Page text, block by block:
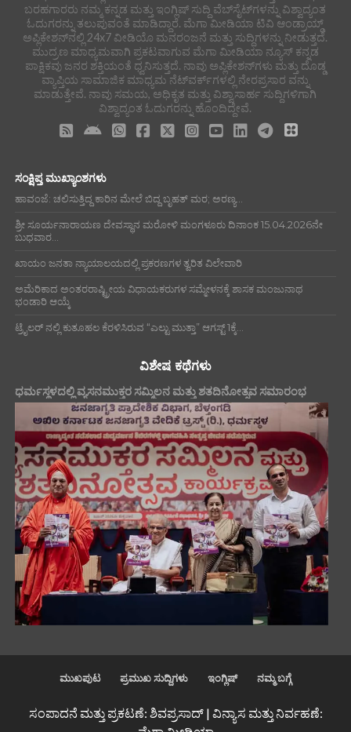
ಬರಹಗಾರರು ನಮ್ಮ ಕನ್ನಡ ಮತ್ತು ಇಂಗ್ಲಿಷ್ ಸುದ್ದಿ ವೆಬ್‌ಸೈಟ್‌ಗಳನ್ನು ವಿಶ್ವಾದ್ಯಂತ
ಓದುಗರನ್ನು ತಲುಪುವಂತೆ ಮಾಡಿದ್ದಾರೆ. ಮೆಗಾ ಮೀಡಿಯಾ ಟಿವಿ ಆಂಡ್ರಾಯ್ಡ್
ಅಪ್ಲಿಕೇಶನ್‌ನಲ್ಲಿ 24x7 ವೀಡಿಯೊ ಮನರಂಜನೆ ಮತ್ತು ಸುದ್ದಿಗಳನ್ನು ನೀಡುತ್ತದೆ.
ಮುದ್ರಣ ಮಾಧ್ಯಮವಾಗಿ ಪ್ರಕಟವಾಗುವ ಮೆಗಾ ಮೀಡಿಯಾ ನ್ಯೂಸ್ ಕನ್ನಡ
ಪಾಕ್ಷಿಕವು ಜನರ ಶಕ್ತಿಯಂತೆ ಧ್ವನಿಸುತ್ತದೆ. ನಾವು ಅಪ್ಲಿಕೇಶನ್‌ಗಳು ಮತ್ತು ದೊಡ್ಡ
ವ್ಯಾಪ್ತಿಯ ಸಾಮಾಜಿಕ ಮಾಧ್ಯಮ ನೆಟ್‌ವರ್ಕ್‌ಗಳಲ್ಲಿ ನೇರಪ್ರಸಾರ ವನ್ನು
ಮಾಡುತ್ತೇವೆ. ನಾವು ಸಮಯ, ಅಧಿಕೃತ ಮತ್ತು ವಿಶ್ವಾಸಾರ್ಹ ಸುದ್ದಿಗಳಿಗಾಗಿ
ವಿಶ್ವಾದ್ಯಂತ ಓದುಗರನ್ನು ಹೊಂದಿದ್ದೇವೆ.
ಸಂಕ್ಷಿಪ್ತ ಮುಖ್ಯಾಂಶಗಳು
ಹಾವಂಜೆ: ಚಲಿಸುತ್ತಿದ್ದ ಕಾರಿನ ಮೇಲೆ ಬಿದ್ದ ಬೃಹತ್ ಮರ; ಅರಣ್ಯ...
ಶ್ರೀ ಸೂರ್ಯನಾರಾಯಣ ದೇವಸ್ಥಾನ ಮರೋಳಿ ಮಂಗಳೂರು ದಿನಾಂಕ 15.04.2026ನೇ
ಬುಧವಾರ...
ಖಾಯಂ ಜನತಾ ನ್ಯಾಯಾಲಯದಲ್ಲಿ ಪ್ರಕರಣಗಳ ತ್ವರಿತ ವಿಲೇವಾರಿ
ಅಮೆರಿಕಾದ ಅಂತರರಾಷ್ಟ್ರೀಯ ವಿಧಾಯಕರುಗಳ ಸಮ್ಮೇಳನಕ್ಕೆ ಶಾಸಕ ಮಂಜುನಾಥ
ಭಂಡಾರಿ ಆಯ್ಕೆ
ಟ್ರೈಲರ್ ನಲ್ಲಿ ಕುತೂಹಲ ಕೆರಳಿಸಿರುವ “ಎಲ್ಟು ಮುತ್ತಾ” ಆಗಸ್ಟ್ 1ಕ್ಕೆ...
ವಿಶೇಷ ಕಥೆಗಳು
ಧರ್ಮಸ್ಥಳದಲ್ಲಿ ವ್ಯಸನಮುಕ್ತರ ಸಮ್ಮಿಲನ ಮತ್ತು ಶತದಿನೋತ್ಸವ ಸಮಾರಂಭ
ಮುಖಪುಟ ಪ್ರಮುಖ ಸುದ್ದಿಗಳು ಇಂಗ್ಲಿಷ್ ನಮ್ಮ ಬಗ್ಗೆ
ಸಂಪಾದನೆ ಮತ್ತು ಪ್ರಕಟಣೆ: ಶಿವಪ್ರಸಾದ್ | ವಿನ್ಯಾಸ ಮತ್ತು ನಿರ್ವಹಣೆ: